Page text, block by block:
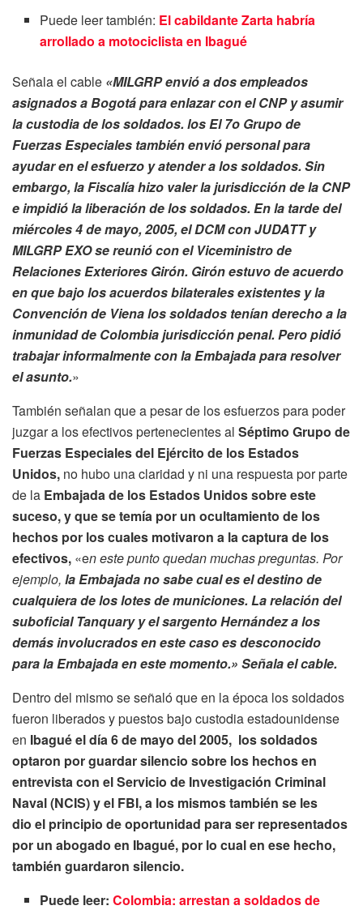
Puede leer también: El cabildante Zarta habría
arrollado a motociclista en Ibagué
Señala el cable «MILGRP envió a dos empleados
asignados a Bogotá para enlazar con el CNP y asumir
la custodia de los soldados. los El 7o Grupo de
Fuerzas Especiales también envió personal para
ayudar en el esfuerzo y atender a los soldados. Sin
embargo, la Fiscalía hizo valer la jurisdicción de la CNP
e impidió la liberación de los soldados. En la tarde del
miércoles 4 de mayo, 2005, el DCM con JUDATT y
MILGRP EXO se reunió con el Viceministro de
Relaciones Exteriores Girón. Girón estuvo de acuerdo
en que bajo los acuerdos bilaterales existentes y la
Convención de Viena los soldados tenían derecho a la
inmunidad de Colombia jurisdicción penal. Pero pidió
trabajar informalmente con la Embajada para resolver
el asunto.»
También señalan que a pesar de los esfuerzos para poder
juzgar a los efectivos pertenecientes al Séptimo Grupo de
Fuerzas Especiales del Ejército de los Estados
Unidos, no hubo una claridad y ni una respuesta por parte
de la Embajada de los Estados Unidos sobre este
suceso, y que se temía por un ocultamiento de los
hechos por los cuales motivaron a la captura de los
efectivos, «en este punto quedan muchas preguntas. Por
ejemplo, la Embajada no sabe cual es el destino de
cualquiera de los lotes de municiones. La relación del
suboficial Tanquary y el sargento Hernández a los
demás involucrados en este caso es desconocido
para la Embajada en este momento.» Señala el cable.
Dentro del mismo se señaló que en la época los soldados
fueron liberados y puestos bajo custodia estadounidense
en Ibagué el día 6 de mayo del 2005, los soldados
optaron por guardar silencio sobre los hechos en
entrevista con el Servicio de Investigación Criminal
Naval (NCIS) y el FBI, a los mismos también se les
dio el principio de oportunidad para ser representados
por un abogado en Ibagué, por lo cual en ese hecho,
también guardaron silencio.
Puede leer:Colombia: arrestan a soldados de